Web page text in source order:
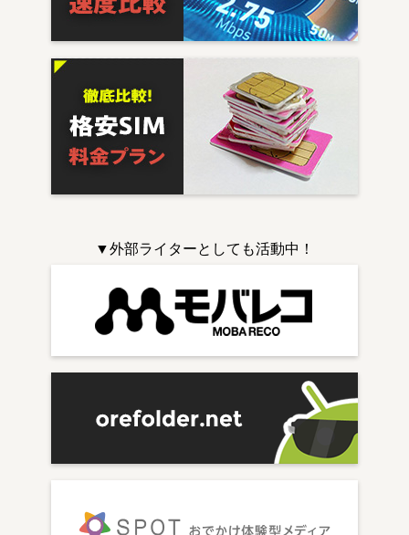
▼外部ライターとしても活動中！